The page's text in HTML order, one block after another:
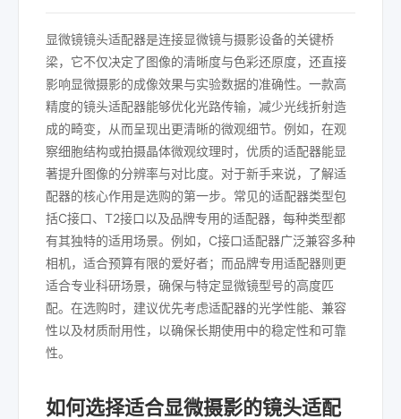
显微镜镜头适配器是连接显微镜与摄影设备的关键桥
梁，它不仅决定了图像的清晰度与色彩还原度，还直接
影响显微摄影的成像效果与实验数据的准确性。一款高
精度的镜头适配器能够优化光路传输，减少光线折射造
成的畸变，从而呈现出更清晰的微观细节。例如，在观
察细胞结构或拍摄晶体微观纹理时，优质的适配器能显
著提升图像的分辨率与对比度。对于新手来说，了解适
配器的核心作用是选购的第一步。常见的适配器类型包
括C接口、T2接口以及品牌专用的适配器，每种类型都
有其独特的适用场景。例如，C接口适配器广泛兼容多种
相机，适合预算有限的爱好者；而品牌专用适配器则更
适合专业科研场景，确保与特定显微镜型号的高度匹
配。在选购时，建议优先考虑适配器的光学性能、兼容
性以及材质耐用性，以确保长期使用中的稳定性和可靠
性。
如何选择适合显微摄影的镜头适配